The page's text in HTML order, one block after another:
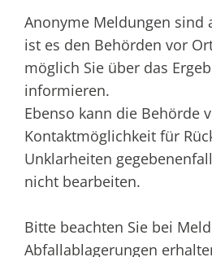
Anonyme Meldungen sind
ist es den Behörden vor
möglich Sie über das
informieren.
Ebenso kann die Behörde
Kontaktmöglichkeit für
Unklarheiten
nicht bearbeiten.
Bitte beachten Sie bei
Abfallablagerungen